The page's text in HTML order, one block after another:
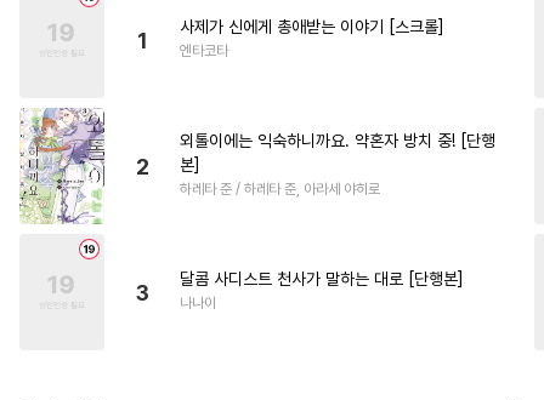
1
사제가 신에게 총애받는 이야기 [스크롤]
엔타코타
2
외톨이에는 익숙하니까요. 약혼자 방치 중! [단행
본]
하레타 준 / 하레타 준, 아라세 야히로
3
달콤 사디스트 천사가 말하는 대로 [단행본]
나나이